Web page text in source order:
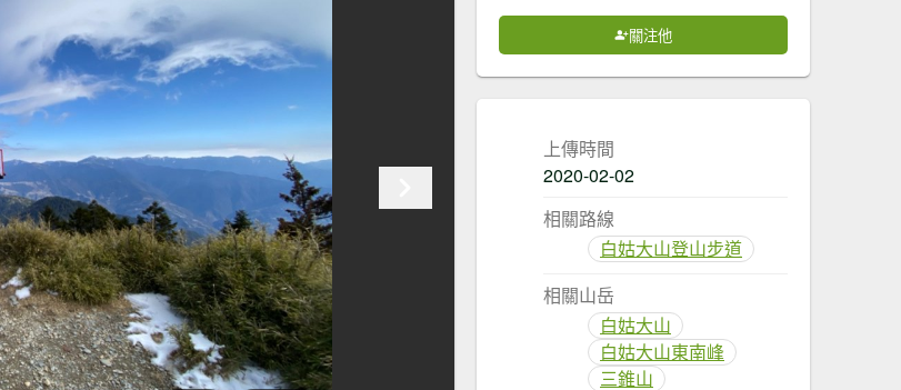
關注他
上傳時間
2020-02-02
相關路線
白姑大山登山步道
相關山岳
白姑大山
白姑大山東南峰
三錐山